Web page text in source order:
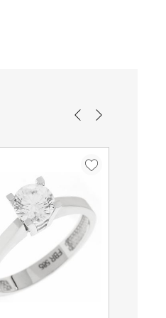
Pearl
ειναι δωρεάν.
εργάσιμων ημερών
Οι μεταφορείς δεν
Σαββατοκύριακα.
ο χρόνος παράδοσης